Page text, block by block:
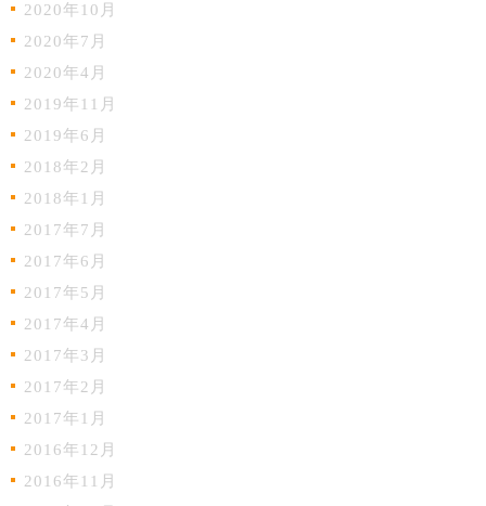
2020年10月
2020年7月
2020年4月
2019年11月
2019年6月
2018年2月
2018年1月
2017年7月
2017年6月
2017年5月
2017年4月
2017年3月
2017年2月
2017年1月
2016年12月
2016年11月